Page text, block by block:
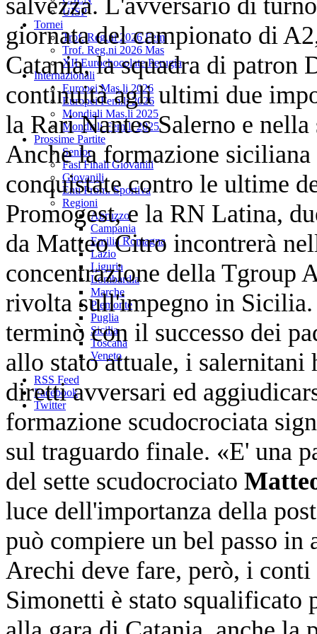
UISP
Tornei
Trof. Reg.ni 2026 Fem
Trof. Reg.ni 2026 Mas
XII Eurochocolate Perugia
Internazionali
Europei Mas.li 2026
Europei Fem.li 2026
Mondiali Mas.li 2025
Mondiali Fem.li 2025
Prossime Partite
Senior
Fasi Finali Giovanili
Giovanili
Enti Prom. Sportiva
Regioni
Abruzzo
Campania
Emilia Romagna
Lazio
Liguria
Lombardia
Marche
Piemonte
Puglia
Sicilia
Toscana
Veneto
RSS Feed
Facebook
Twitter
giornata del campionato di
Catania, la squadra di patron
continuità agli ultimi due
la Rari Nantes Salerno e
Anche la formazione
conquistate contro le ultime
Promogest, e la RN Latina,
da Matteo Citro incontrerà
concentrazione della Tgroup
rivolta sull'impegno in
terminò con il successo dei
allo stato attuale, i
diretti avversari ed
formazione scudocrociata
sul traguardo finale. «E' una
del sette scudocrociato
luce dell'importanza della
può compiere un bel passo
Arechi deve fare, però, i
Simonetti è stato squalificato